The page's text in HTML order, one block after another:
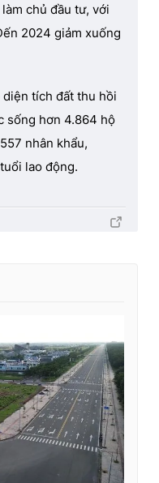
chủ đầu tư, với
2024 giảm xuống
diện tích đất thu hồi
sống hơn 4.864 hộ
nhân khẩu,
lao động.